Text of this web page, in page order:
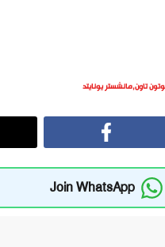
تاون,مانشستر يونايتد
Join WhatsApp